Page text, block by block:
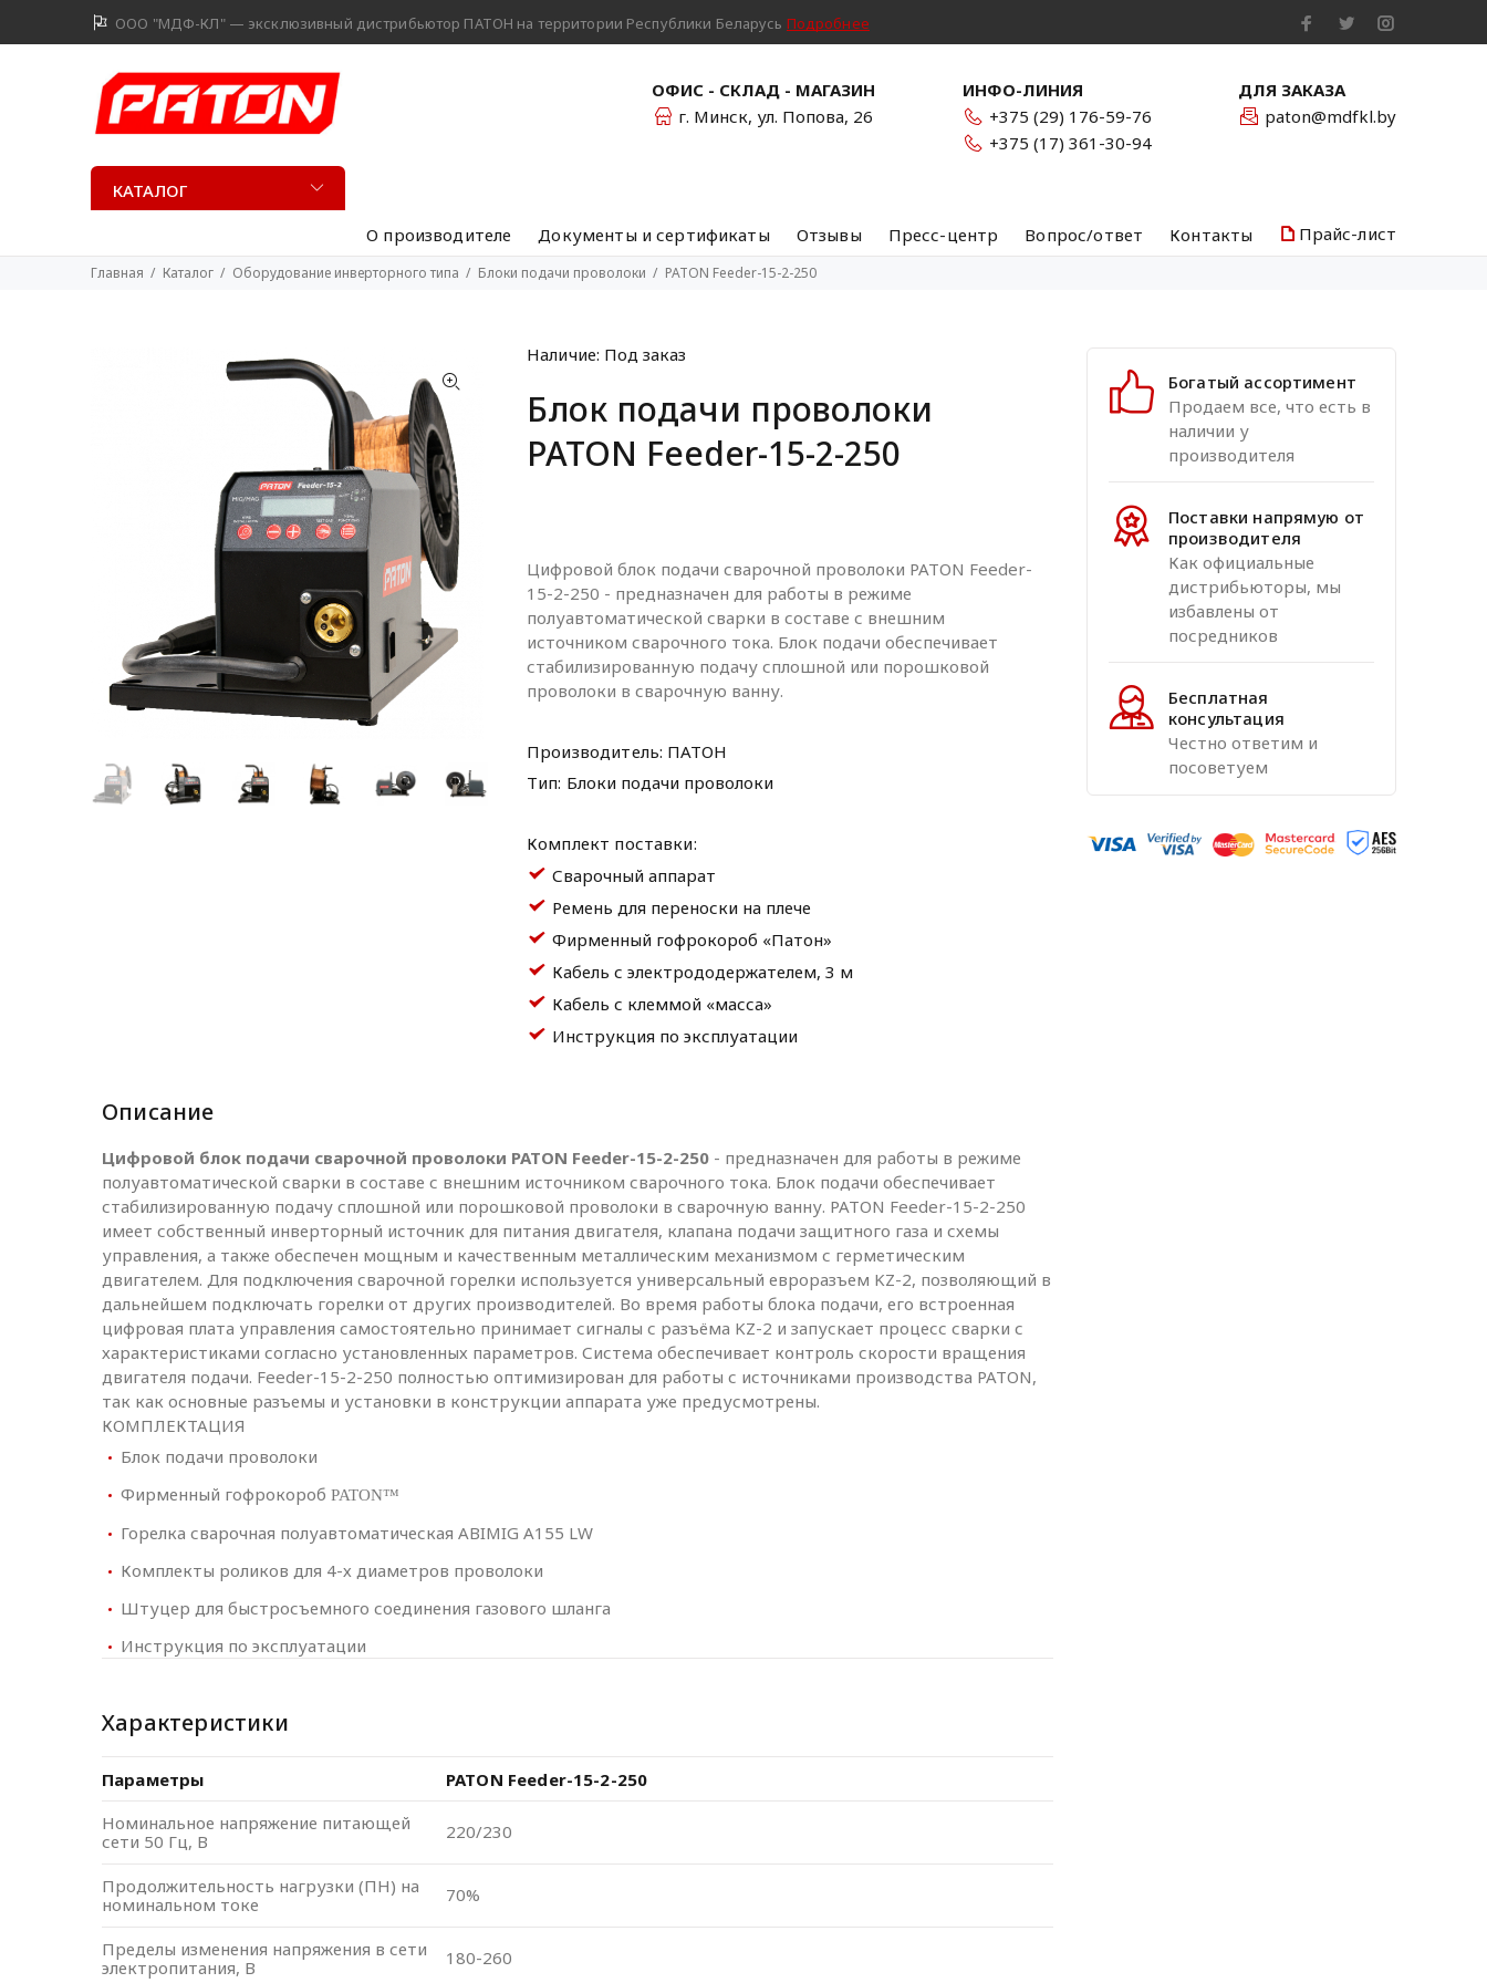
ООО "МДФ-КЛ" — эксклюзивный дистрибьютор ПАТОН на территории Республики Беларусь Подробнее
ОФИС - СКЛАД - МАГАЗИН
г. Минск, ул. Попова, 26
ИНФО-ЛИНИЯ
+375 (29) 176-59-76
+375 (17) 361-30-94
ДЛЯ ЗАКАЗА
paton@mdfkl.by
КАТАЛОГ
О производителе
Документы и сертификаты Отзывы Пресс-центр Вопрос/ответ Контакты Прайс-лист
Главная Каталог Оборудование инверторного типа Блоки подачи проволоки PATON Feeder-15-2-250
Наличие: Под заказ
Блок подачи проволоки
PATON Feeder-15-2-250
Цифровой блок подачи сварочной проволоки PATON Feeder-
15-2-250 - предназначен для работы в режиме
полуавтоматической сварки в составе с внешним
источником сварочного тока. Блок подачи обеспечивает
стабилизированную подачу сплошной или порошковой
проволоки в сварочную ванну.
Производитель: ПАТОН
Тип: Блоки подачи проволоки
Комплект поставки:
Сварочный аппарат
Ремень для переноски на плече
Фирменный гофрокороб «Патон»
Кабель с электрододержателем, 3 м
Кабель с клеммой «масса»
Инструкция по эксплуатации
Описание
Цифровой блок подачи сварочной проволоки PATON Feeder-15-2-250 - предназначен для работы в режиме
полуавтоматической сварки в составе с внешним источником сварочного тока. Блок подачи обеспечивает
стабилизированную подачу сплошной или порошковой проволоки в сварочную ванну. PATON Feeder-15-2-250
имеет собственный инверторный источник для питания двигателя, клапана подачи защитного газа и схемы
управления, а также обеспечен мощным и качественным металлическим механизмом с герметическим
двигателем. Для подключения сварочной горелки используется универсальный евроразъем KZ-2, позволяющий в
дальнейшем подключать горелки от других производителей. Во время работы блока подачи, его встроенная
цифровая плата управления самостоятельно принимает сигналы с разъёма KZ-2 и запускает процесс сварки с
характеристиками согласно установленных параметров. Система обеспечивает контроль скорости вращения
двигателя подачи. Feeder-15-2-250 полностью оптимизирован для работы с источниками производства PATON,
так как основные разъемы и установки в конструкции аппарата уже предусмотрены.
КОМПЛЕКТАЦИЯ
Блок подачи проволоки
Фирменный гофрокороб PATON™
Горелка сварочная полуавтоматическая ABIMIG A155 LW
Комплекты роликов для 4-х диаметров проволоки
Штуцер для быстросъемного соединения газового шланга
Инструкция по эксплуатации
Характеристики
Параметры
PATON Feeder-15-2-250
Номинальное напряжение питающей
сети 50 Гц, В
220/230
Продолжительность нагрузки (ПН) на
номинальном токе
70%
Пределы изменения напряжения в сети
электропитания, В
180-260
Богатый ассортимент
Продаем все, что есть в
наличии у
производителя
Поставки напрямую от
производителя
Как официальные
дистрибьюторы, мы
избавлены от
посредников
Бесплатная
консультация
Честно ответим и
посоветуем